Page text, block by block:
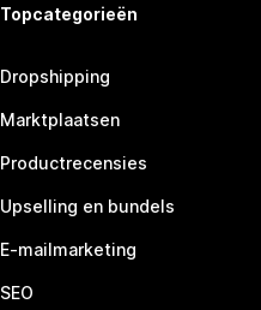
Topcategorieën
Dropshipping
Marktplaatsen
Productrecensies
Upselling en bundels
E-mailmarketing
SEO